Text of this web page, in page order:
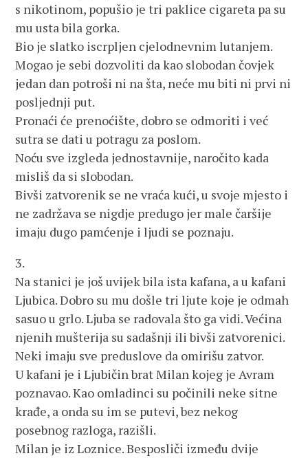
s nikotinom, popušio je tri paklice cigareta pa su
mu usta bila gorka.
Bio je slatko iscrpljen cjelodnevnim lutanjem.
Mogao je sebi dozvoliti da kao slobodan čovjek
jedan dan potroši ni na šta, neće mu biti ni prvi ni
posljednji put.
Pronaći će prenoćište, dobro se odmoriti i već
sutra se dati u potragu za poslom.
Noću sve izgleda jednostavnije, naročito kada
misliš da si slobodan.
Bivši zatvorenik se ne vraća kući, u svoje mjesto i
ne zadržava se nigdje predugo jer male čaršije
imaju dugo pamćenje i ljudi se poznaju.
3.
Na stanici je još uvijek bila ista kafana, a u kafani
Ljubica. Dobro su mu došle tri ljute koje je odmah
sasuo u grlo. Ljuba se radovala što ga vidi. Većina
njenih mušterija su sadašnji ili bivši zatvorenici.
Neki imaju sve preduslove da omirišu zatvor.
U kafani je i Ljubičin brat Milan kojeg je Avram
poznavao. Kao omladinci su počinili neke sitne
krađe, a onda su im se putevi, bez nekog
posebnog razloga, razišli.
Milan je iz Loznice. Besposliči između dvije